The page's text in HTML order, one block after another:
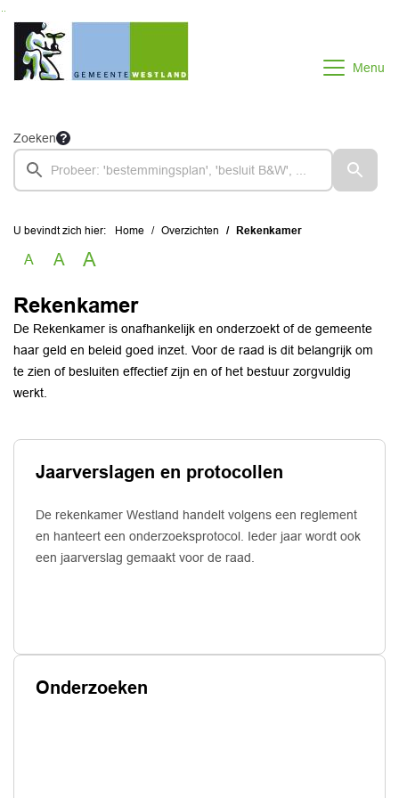
Ga naar de inhoud van deze pagina
Ga naar het zoeken
Ga naar het menu
Menu
Zoeken
U bevindt zich hier: Home Overzichten Rekenkamer
A A A
Rekenkamer
De Rekenkamer is onafhankelijk en onderzoekt of de gemeente
haar geld en beleid goed inzet. Voor de raad is dit belangrijk om
te zien of besluiten effectief zijn en of het bestuur zorgvuldig
werkt.
Jaarverslagen en protocollen
De rekenkamer Westland handelt volgens een reglement
en hanteert een onderzoeksprotocol. Ieder jaar wordt ook
een jaarverslag gemaakt voor de raad.
Onderzoeken